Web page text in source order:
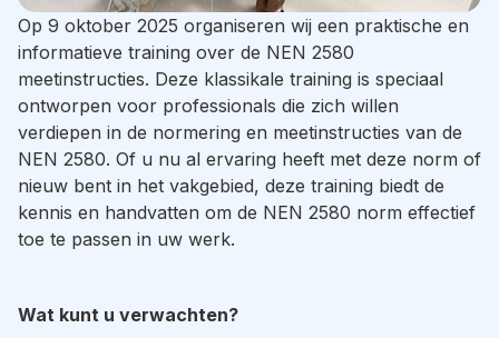
Op 9 oktober 2025 organiseren wij een praktische en
informatieve training over de NEN 2580
meetinstructies. Deze klassikale training is speciaal
ontworpen voor professionals die zich willen
verdiepen in de normering en meetinstructies van de
NEN 2580. Of u nu al ervaring heeft met deze norm of
nieuw bent in het vakgebied, deze training biedt de
kennis en handvatten om de NEN 2580 norm effectief
toe te passen in uw werk.
Wat kunt u verwachten?